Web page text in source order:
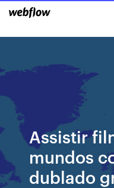
Assistir
mundos
dublado